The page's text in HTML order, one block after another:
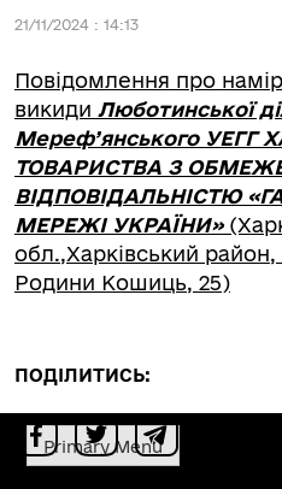
21/11/2024 : 14:13
Повідомлення про
викиди Люботинської
Мереф’янського УЕГГ
ТОВАРИСТВА З
ВІДПОВІДАЛЬНІСТЮ
МЕРЕЖІ УКРАЇНИ»
обл.,Харківський
Родини Кошиць, 25)
ПОДІЛИТИСЬ:
Primary Menu